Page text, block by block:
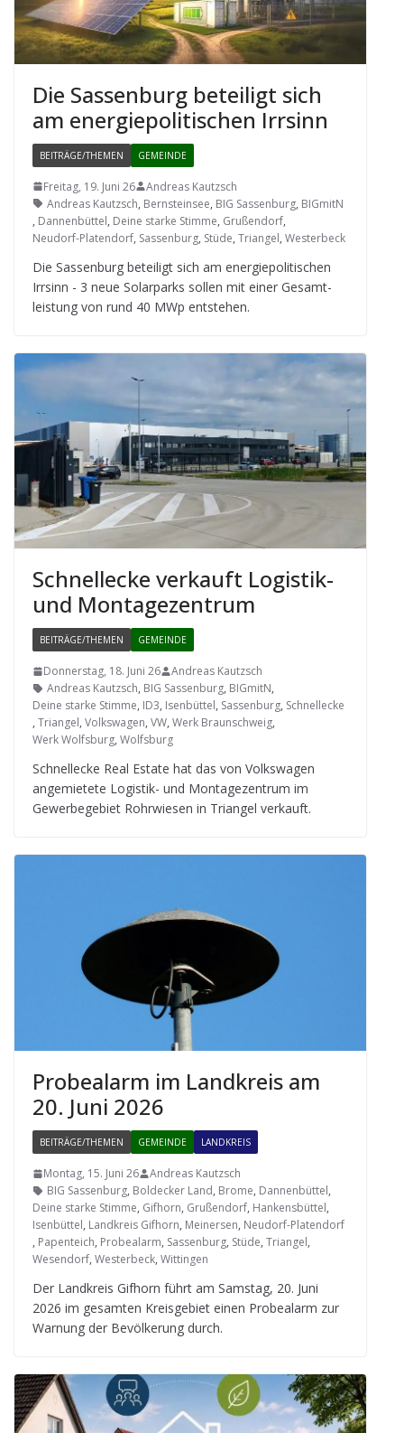
Die Sas­sen­burg betei­ligt sich
am ener­gie­po­li­ti­schen Irrsinn
BEITRÄGE/THEMEN GEMEINDE
Freitag, 19. Juni 26
Andreas Kautzsch
Andreas Kautzsch, Bernsteinsee, BIG Sassenburg, BIGmitN
, Dannenbüttel, Deine starke Stimme, Grußendorf,
Neudorf-Platendorf, Sassenburg, Stüde, Triangel, Westerbeck
Die Sas­sen­burg betei­ligt sich am ener­gie­po­li­ti­schen
Irr­sinn - 3 neue Solar­parks sol­len mit einer Gesamt­
leis­tung von rund 40 MWp entstehen.
Schnelle­cke ver­kauft Logis­tik-
und Montagezentrum
BEITRÄGE/THEMEN GEMEINDE
Donnerstag, 18. Juni 26
Andreas Kautzsch
Andreas Kautzsch, BIG Sassenburg, BIGmitN,
Deine starke Stimme, ID3, Isenbüttel, Sassenburg, Schnellecke
, Triangel, Volkswagen, VW, Werk Braunschweig,
Werk Wolfsburg, Wolfsburg
Schnelle­cke Real Estate hat das von Volks­wa­gen
ange­mie­tete Logis­tik- und Mon­ta­ge­zen­trum im
Gewer­be­ge­biet Rohr­wie­sen in Tri­an­gel verkauft.
Pro­be­alarm im Land­kreis am
20. Juni 2026
BEITRÄGE/THEMEN GEMEINDE LANDKREIS
Montag, 15. Juni 26
Andreas Kautzsch
BIG Sassenburg, Boldecker Land, Brome, Dannenbüttel,
Deine starke Stimme, Gifhorn, Grußendorf, Hankensbüttel,
Isenbüttel, Landkreis Gifhorn, Meinersen, Neudorf-Platendorf
, Papenteich, Probealarm, Sassenburg, Stüde, Triangel,
Wesendorf, Westerbeck, Wittingen
Der Land­kreis Gif­horn führt am Sams­tag, 20. Juni
2026 im gesam­ten Kreis­ge­biet einen Pro­be­alarm zur
War­nung der Bevöl­ke­rung durch.